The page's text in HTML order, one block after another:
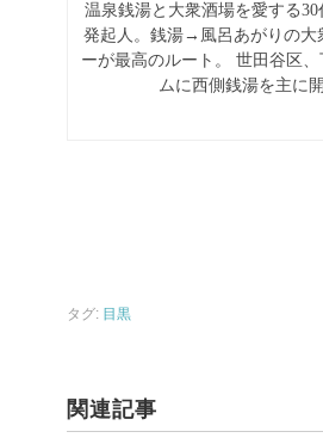
温泉銭湯と大衆酒場を愛する
発起人。銭湯→風呂あがりの大
ーが最高のルート。
世田谷区
ムに西側銭湯を主に開
タグ: 目黒
関連記事